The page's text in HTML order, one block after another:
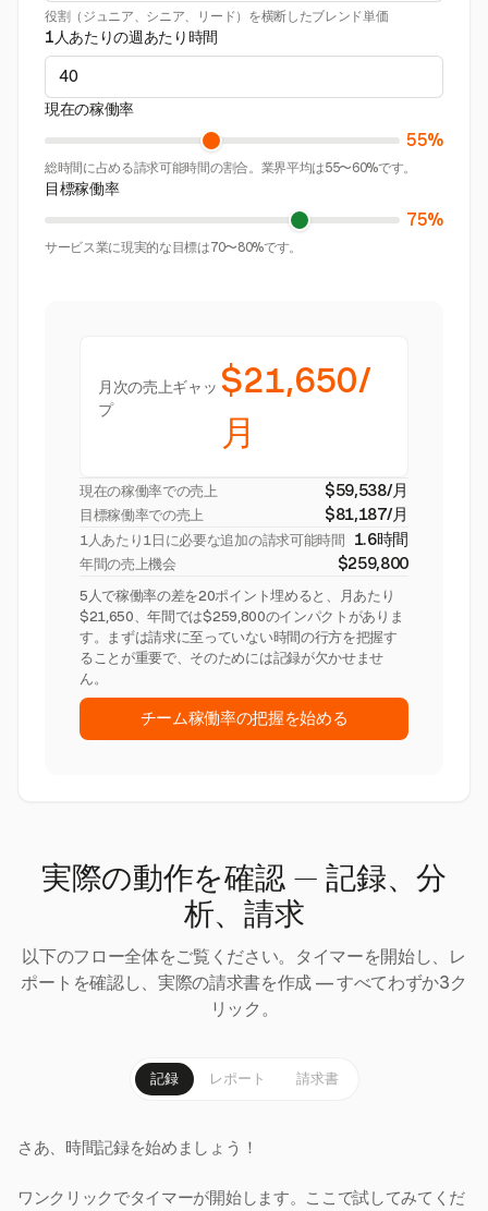
役割（ジュニア、シニア、リード）を横断したブレンド単価
1人あたりの週あたり時間
現在の稼働率
55%
総時間に占める請求可能時間の割合。業界平均は55〜60%です。
目標稼働率
75%
サービス業に現実的な目標は70〜80%です。
月次の売上ギャッ
プ
$21,650/
月
現在の稼働率での売上 $59,538/月
目標稼働率での売上 $81,187/月
1人あたり1日に必要な追加の請求可能時間 1.6時間
年間の売上機会 $259,800
5人で稼働率の差を20ポイント埋めると、月あたり
$21,650、年間では$259,800のインパクトがありま
す。まずは請求に至っていない時間の行方を把握す
ることが重要で、そのためには記録が欠かせませ
ん。
チーム稼働率の把握を始める
実際の動作を確認 — 記録、分
析、請求
以下のフロー全体をご覧ください。タイマーを開始し、レ
ポートを確認し、実際の請求書を作成 — すべてわずか3ク
リック。
記録 レポート 請求書
さあ、時間記録を始めましょう！
ワンクリックでタイマーが開始します。ここで試してみてくだ